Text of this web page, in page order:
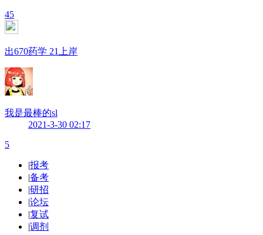
45
出670药学 21上岸
我是最棒的sl
2021-3-30 02:17
5
|报考
|备考
|研招
|论坛
|复试
|调剂